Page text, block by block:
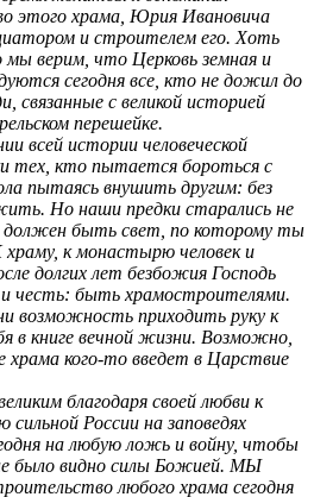
этого храма, Юрия Ивановича
и строителем его. Хоть
мы верим, что Церковь земная и
сегодня все, кто не дожил до
связанные с великой историей
перешейке.
всей истории человеческой
тех, кто пытается бороться с
пытаясь внушить другим: без
Но наши предки старались не
быть свет, по которому ты
к монастырю человек и
долгих лет безбожия Господь
честь: быть храмостроителями.
возможность приходить руку к
в книге вечной жизни. Возможно,
храма кого-то введет в Царствие
благодаря своей любви к
сильной России на заповедях
на любую ложь и войну, чтобы
было видно силы Божией. МЫ
любого храма сегодня